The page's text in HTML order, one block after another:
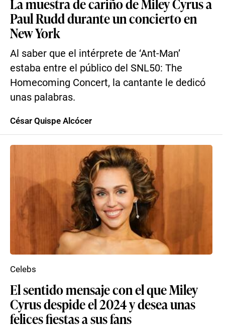
Paul Rudd durante un concierto en
New York
Al saber que el intérprete de ‘Ant-Man’
estaba entre el público del SNL50: The
Homecoming Concert, la cantante le dedicó
unas palabras.
César Quispe Alcócer
El sentido mensaje con el que Miley
Cyrus despide el 2024 y desea unas
felices fiestas a sus fans
Celebs